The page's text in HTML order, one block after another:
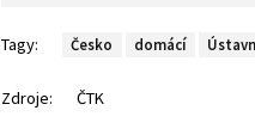
Tagy: Česko domácí
Zdroje: ČTK